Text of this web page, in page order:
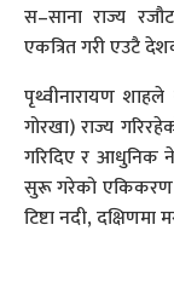
स–साना राज्य
एकत्रित गरी एउटै
पृथ्वीनारायण शाहले
गोरखा) राज्य
गरिदिए र आधुनिक
सुरू गरेको एकिकरण
टिष्टा नदी,